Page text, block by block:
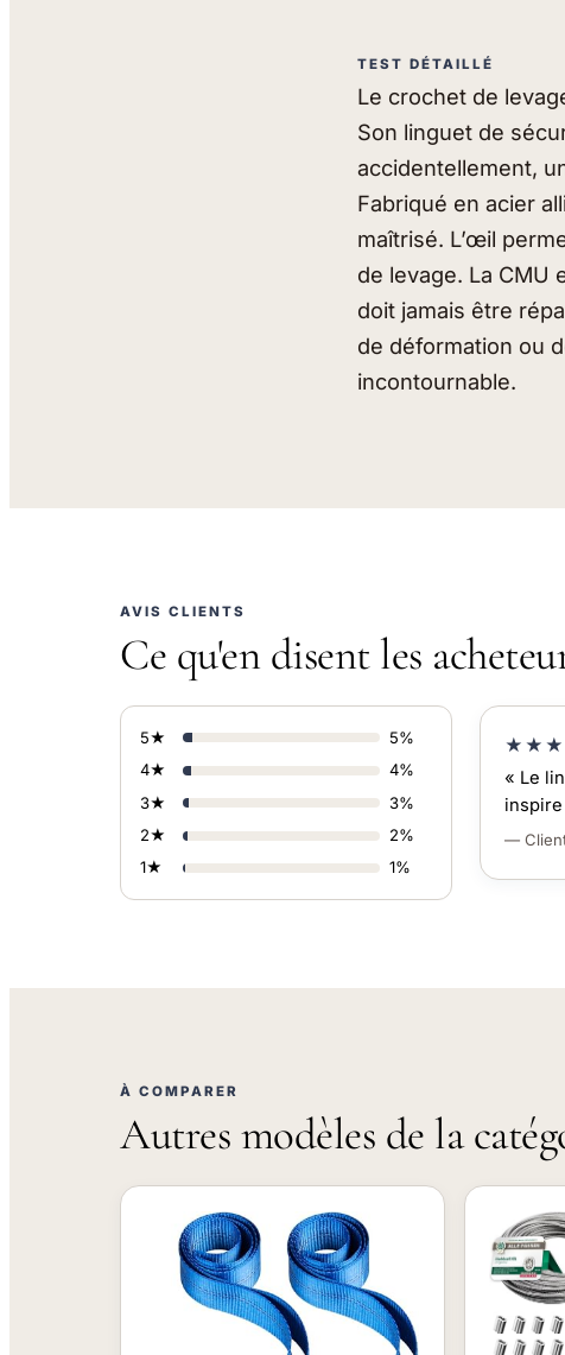
TEST DÉTAILLÉ
Le crochet de
Son linguet de
accidentellement,
Fabriqué en acier
maîtrisé. L’œil
de levage. La CMU
doit jamais être
de déformation ou
incontournable.
AVIS CLIENTS
Ce qu'en disent les
5★
5%
4★
4%
3★
3%
2★
2%
1★
1%
« Le
—
À COMPARER
Autres modèles de la